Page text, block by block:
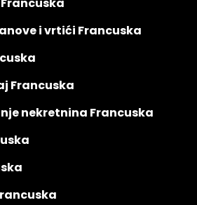
i vrtići Francuska
Francuska
nekretnina Francuska